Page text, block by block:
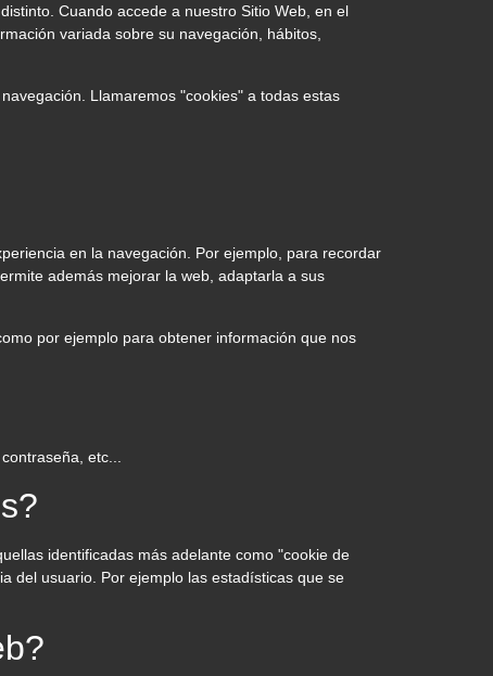
Cuando accede a nuestro Sitio Web, en el
variada sobre su navegación, hábitos,
Llamaremos "cookies" a todas estas
en la navegación. Por ejemplo, para recordar
además mejorar la web, adaptarla a sus
por ejemplo para obtener información que nos
etc...
identificadas más adelante como "cookie de
del usuario. Por ejemplo las estadísticas que se